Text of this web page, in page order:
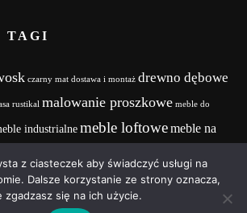
TAGI
czarny mat dostawa i montaż drewno dębowe
rustikal malowanie proszkowe meble do
industrialne meble loftowemeble na
stalowe nogi wood and steel
z ciasteczek aby świadczyć usługi na
Dalsze korzystanie ze strony oznacza,
zgadzasz się na ich użycie.